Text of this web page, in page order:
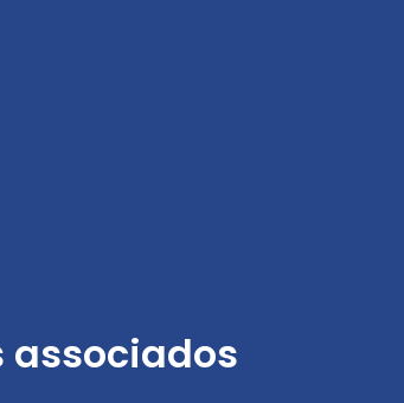
associados